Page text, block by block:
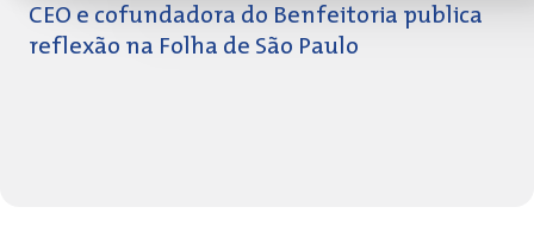
CEO e cofundadora do Benfeitoria publica
reflexão na Folha de São Paulo